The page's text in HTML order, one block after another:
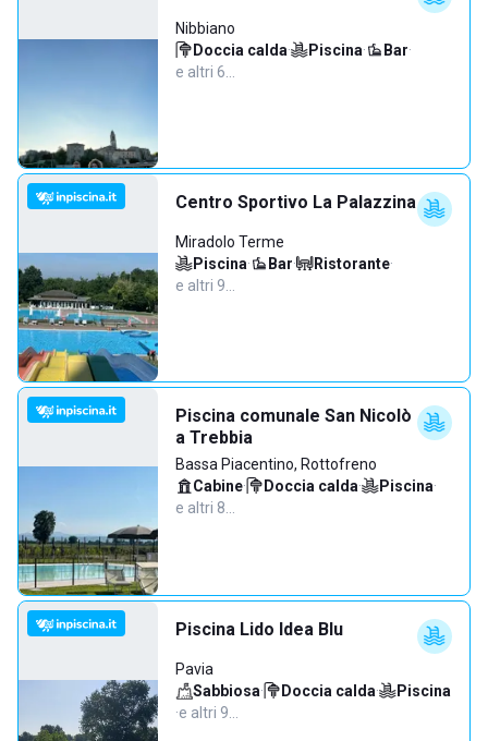
Nibbiano
Doccia calda· Piscina· Bar·
e altri 6…
Centro Sportivo La Palazzina
Miradolo Terme
Piscina· Bar· Ristorante·
e altri 9…
Piscina comunale San Nicolò
a Trebbia
Bassa Piacentino, Rottofreno
Cabine· Doccia calda· Piscina·
e altri 8…
Piscina Lido Idea Blu
Pavia
Sabbiosa· Doccia calda·
Piscina
·e altri 9…